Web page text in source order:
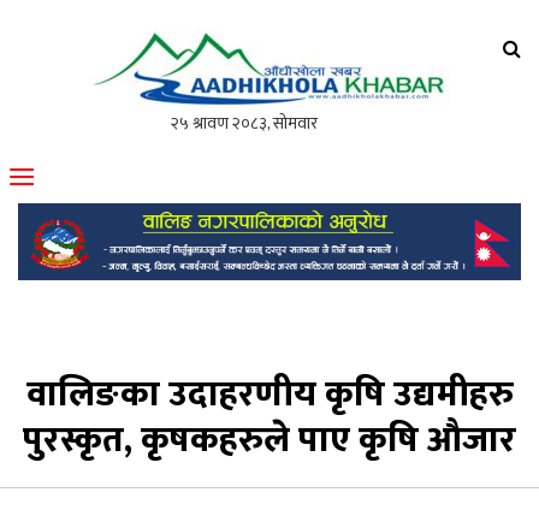
मोफसलकै लोकप्रिय अनलाइन पत्रिका
वालिङका उदाहरणीय कृषि उद्यमीहरु
पुरस्कृत, कृषकहरुले पाए कृषि औजार